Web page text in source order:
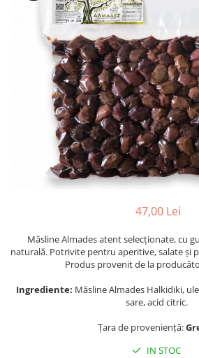
FĂINĂ FĂRĂ GLUTEN
BĂUTURI / LAPTE VEGETAL
OREZ ȘI CEREALE
CREME ȘI PASTE TARTINABILE
CONDIMENTE
CEAIURI GRECEȘTI
CIOCOLATĂ ȘI CACAO
HEALTHY SNACKS
PRODUSE ECO / ORGANICE
PRODUSE ROMÂNEȘTI
COSMETICE
TOATE PRODUSELE
47,00 Lei
Măsline Almades atent selecționate, cu
naturală. Potrivite pentru aperitive, salate și
Produs provenit de la
Ingrediente: Măsline Almades Halkidiki,
sare, acid citric.
Țara de proveniență:
IN STOC